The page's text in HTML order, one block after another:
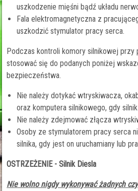
uszkodzenie mięśni bądź układu
Fala elektromagnetyczna z
uszkodzić stymulator pracy serca.
Podczas kontroli komory silnikowej przy
stosować się do podanych poniżej
bezpieczeństwa.
Nie należy dotykać wtryskiwacza,
oraz komputera silnikowego, gdy
Nie należy zdejmować złącza
Osoby ze stymulatorem pracy serca
silnika, gdy jest on uruchamiany lub
OSTRZEŻENIE - Silnik Diesla
Nie wolno nigdy wykonywać żadnych